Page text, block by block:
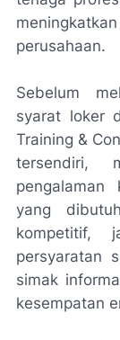
perusahaan.
Sebelum
syarat loker
Training &
tersendiri,
pengalaman
yang
kompetitif,
persyaratan
simak
kesempatan